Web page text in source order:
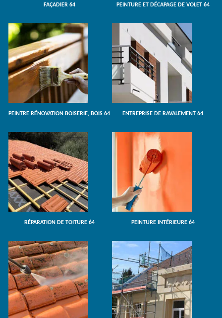
FAÇADIER 64 PEINTURE ET DÉCAPAGE DE VOLET 64
PEINTRE RÉNOVATION BOISERIE, BOIS 64 ENTREPRISE DE RAVALEMENT 64
RÉPARATION DE TOITURE 64 PEINTURE INTÉRIEURE 64